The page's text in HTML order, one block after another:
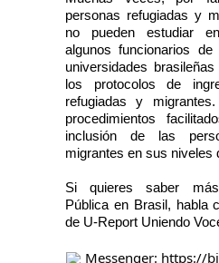
personas refugiadas y
no pueden estudiar
algunos funcionarios
universidades
los protocolos de
refugiadas y
procedimientos
inclusión de las
migrantes en sus niveles
Si quieres saber
Pública en Brasil, habla
de U-Report Uniendo
Messenger: https://